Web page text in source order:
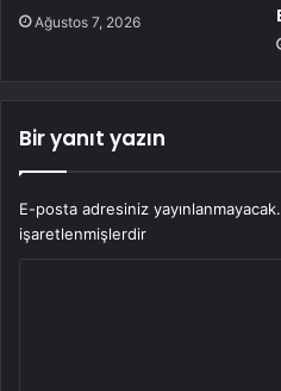
Ağustos 7, 2026
Bir yanıt yazın
E-posta adresiniz yayınlanmayacak.
işaretlenmişlerdir